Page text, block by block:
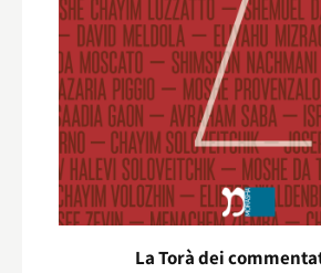
La Torà dei